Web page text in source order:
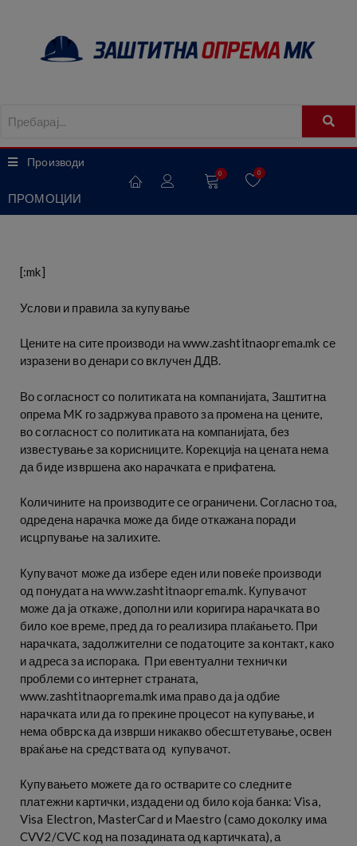
Производи
ПРОМОЦИИ
0 0
[:mk]
Услови и правила за купување
Цените на сите производи на www.zashtitnaoprema.mk се
изразени во денари со вклучен ДДВ.
Во согласност со политиката на компанијата, Заштитна
опрема MK го задржува правото за промена на цените,
во согласност со политиката на компанијата, без
известување за корисниците. Корекција на цената нема
да биде извршена ако нарачката е прифатена.
Количините на производите се ограничени. Согласно тоа,
одредена нарачка може да биде откажана поради
исцрпување на залихите.
Купувачот може да избере еден или повеќе производи
од понудата на www.zashtitnaoprema.mk. Купувачот
може да ја откаже, дополни или коригира нарачката во
било кое време, пред да го реализира плаќањето. При
нарачката, задолжителни се податоците за контакт, како
и адреса за испорака. При евентуални технички
проблеми со интернет страната,
www.zashtitnaoprema.mk има право да ја одбие
нарачката или да го прекине процесот на купување, и
нема обврска да изврши никакво обесштетување, освен
враќање на средствата од купувачот.
Купувањето можете да го остварите со следните
платежни картички, издадени од било која банка: Visa,
Visa Electron, MasterCard и Maestro (само доколку има
CVV2/CVC код на позадината од картичката), а